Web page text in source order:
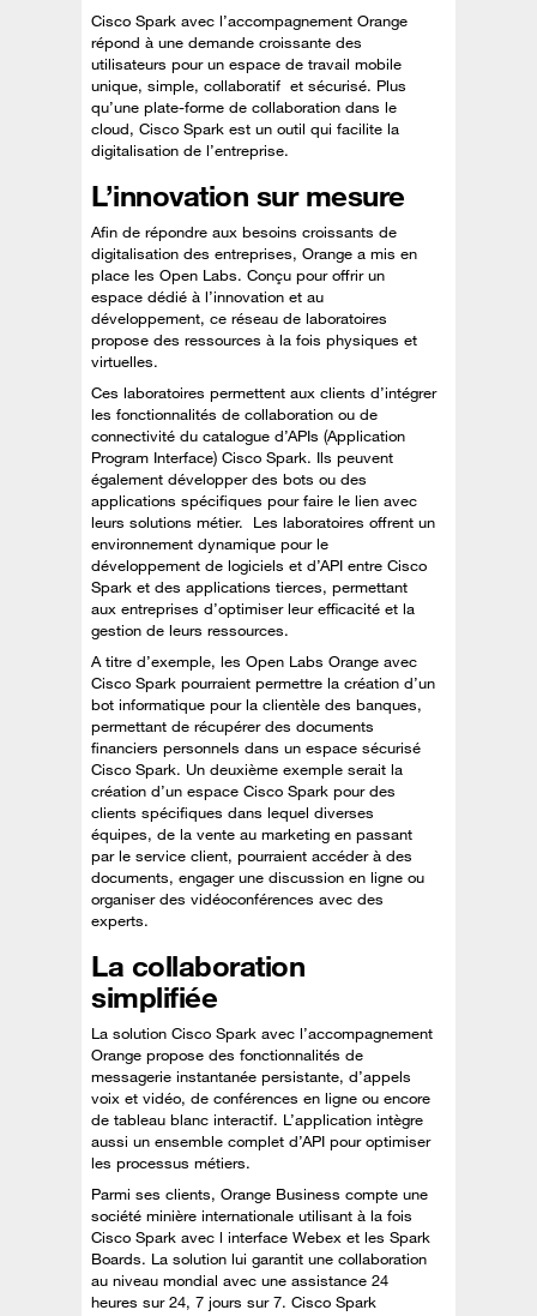
Cisco Spark avec l’accompagnement Orange
répond à une demande croissante des
utilisateurs pour un espace de travail mobile
unique, simple, collaboratif et sécurisé. Plus
qu’une plate-forme de collaboration dans le
cloud, Cisco Spark est un outil qui facilite la
digitalisation de l’entreprise.
L’innovation sur mesure
Afin de répondre aux besoins croissants de
digitalisation des entreprises, Orange a mis en
place les Open Labs. Conçu pour offrir un
espace dédié à l’innovation et au
développement, ce réseau de laboratoires
propose des ressources à la fois physiques et
virtuelles.
Ces laboratoires permettent aux clients d’intégrer
les fonctionnalités de collaboration ou de
connectivité du catalogue d’APIs (Application
Program Interface) Cisco Spark. Ils peuvent
également développer des bots ou des
applications spécifiques pour faire le lien avec
leurs solutions métier. Les laboratoires offrent un
environnement dynamique pour le
développement de logiciels et d’API entre Cisco
Spark et des applications tierces, permettant
aux entreprises d’optimiser leur efficacité et la
gestion de leurs ressources.
A titre d’exemple, les Open Labs Orange avec
Cisco Spark pourraient permettre la création d’un
bot informatique pour la clientèle des banques,
permettant de récupérer des documents
financiers personnels dans un espace sécurisé
Cisco Spark. Un deuxième exemple serait la
création d’un espace Cisco Spark pour des
clients spécifiques dans lequel diverses
équipes, de la vente au marketing en passant
par le service client, pourraient accéder à des
documents, engager une discussion en ligne ou
organiser des vidéoconférences avec des
experts.
La collaboration
simplifiée
La solution Cisco Spark avec l’accompagnement
Orange propose des fonctionnalités de
messagerie instantanée persistante, d’appels
voix et vidéo, de conférences en ligne ou encore
de tableau blanc interactif. L’application intègre
aussi un ensemble complet d’API pour optimiser
les processus métiers.
Parmi ses clients, Orange Business compte une
société minière internationale utilisant à la fois
Cisco Spark avec l interface Webex et les Spark
Boards. La solution lui garantit une collaboration
au niveau mondial avec une assistance 24
heures sur 24, 7 jours sur 7. Cisco Spark